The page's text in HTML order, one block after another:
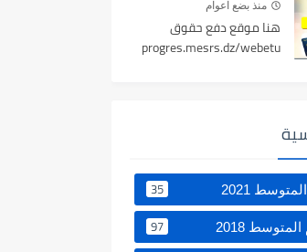
منذ بضع اعوام
هنا موقع دفع حقوق
progres.mesrs.dz/webetu
2021
35
2018
97